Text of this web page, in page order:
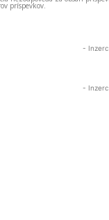
príspevkov.
-
-